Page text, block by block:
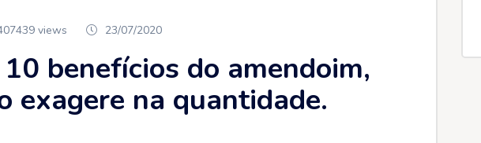
views 23/07/2020
benefícios do amendoim,
exagere na quantidade.